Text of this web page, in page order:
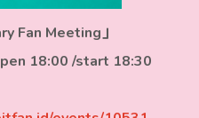
Fan Meeting」
18:00 /start 18:30